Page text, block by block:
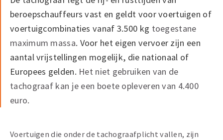
beroepschauffeurs vast en geldt voor voertuigen of
voertuigcombinaties vanaf 3.500 kg toegestane
maximum massa. Voor het eigen vervoer zijn een
aantal vrijstellingen mogelijk, die nationaal of
Europees gelden. Het niet gebruiken van de
tachograaf kan je een boete opleveren van 4.400
euro.
Voertuigen die onder de tachograafplicht vallen, zijn